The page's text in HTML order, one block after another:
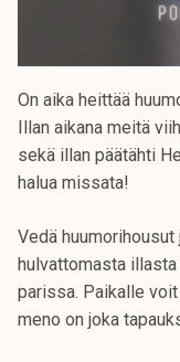
On aika heittää
Illan aikana meitä
sekä illan päätähti
halua missata!
Vedä
hulvattomasta
parissa. Paikalle
meno on joka